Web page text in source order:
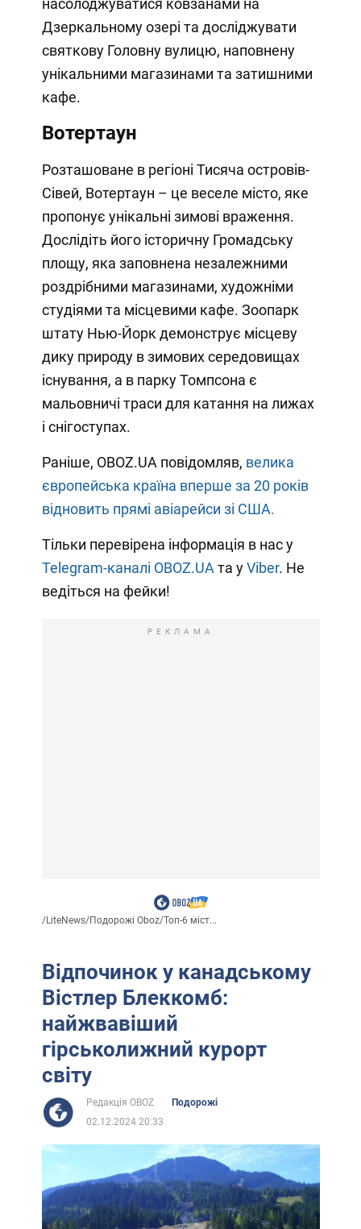
насолоджуватися ковзанами на
Дзеркальному озері та досліджувати
святкову Головну вулицю, наповнену
унікальними магазинами та затишними
кафе.
Вотертаун
Розташоване в регіоні Тисяча островів-
Сівей, Вотертаун – це веселе місто, яке
пропонує унікальні зимові враження.
Дослідіть його історичну Громадську
площу, яка заповнена незалежними
роздрібними магазинами, художніми
студіями та місцевими кафе. Зоопарк
штату Нью-Йорк демонструє місцеву
дику природу в зимових середовищах
існування, а в парку Томпсона є
мальовничі траси для катання на лижах
і снігоступах.
Раніше, OBOZ.UA повідомляв, велика
європейська країна вперше за 20 років
відновить прямі авіарейси зі США.
Тільки перевірена інформація в нас у
Telegram-каналі OBOZ.UA та уViber. Не
ведіться на фейки!
РЕКЛАМА
/LiteNews/Подорожі Oboz/Топ-6 міст...
Відпочинок у канадському
Вістлер Блеккомб:
найжвавіший
гірськолижний курорт
світу
Редакція OBOZ
Подорожі
02.12.2024 20:33